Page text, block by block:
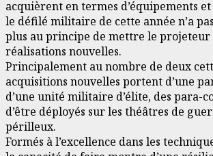
acquièrent en termes d’équipements
le défilé militaire de cette année n’a
plus au principe de mettre le projeteur
réalisations nouvelles.
Principalement au nombre de deux
acquisitions nouvelles portent d’une
d’une unité militaire d’élite, des para-
d’être déployés sur les théâtres de
périlleux.
Formés à l’excellence dans les